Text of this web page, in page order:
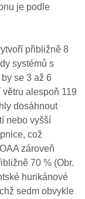
je podle
přibližně 8
systémů s
se 3 až 6
alespoň 119
dosáhnout
nebo vyšší
což
zároveň
70 % (Obr.
hurikánové
sedm obvykle